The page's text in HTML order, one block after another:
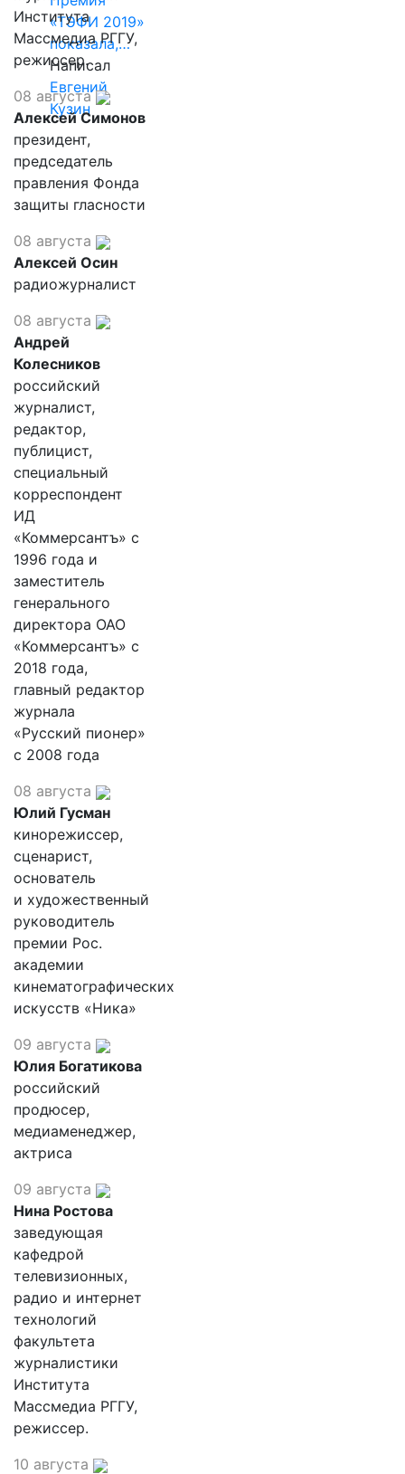
«ТЭФИ 2019»
показала,…
Написал
Евгений
Кузин
Института
Массмедиа РГГУ,
режиссер.
08 августа
Алексей Симонов
президент,
председатель
правления Фонда
защиты гласности
08 августа
Алексей Осин
радиожурналист
08 августа
Андрей
Колесников
российский
журналист,
редактор,
публицист,
специальный
корреспондент
ИД
«Коммерсантъ» с
1996 года и
заместитель
генерального
директора ОАО
«Коммерсантъ» с
2018 года,
главный редактор
журнала
«Русский пионер»
с 2008 года
08 августа
Юлий Гусман
кинорежиссер,
сценарист,
основатель
и художественный
руководитель
премии Рос.
академии
кинематографических
искусств «Ника»
09 августа
Юлия Богатикова
российский
продюсер,
медиаменеджер,
актриса
09 августа
Нина Ростова
заведующая
кафедрой
телевизионных,
радио и интернет
технологий
факультета
журналистики
Института
Массмедиа РГГУ,
режиссер.
10 августа